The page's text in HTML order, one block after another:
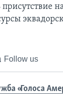
Follow us
«Голоса